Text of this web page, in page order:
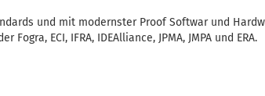
und mit modernster Proof Softwar und
ECI, IFRA, IDEAlliance, JPMA, JMPA und ERA.